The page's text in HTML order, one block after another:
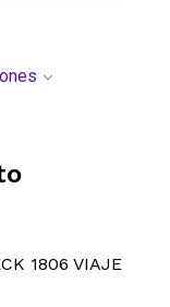
1806 VIAJE